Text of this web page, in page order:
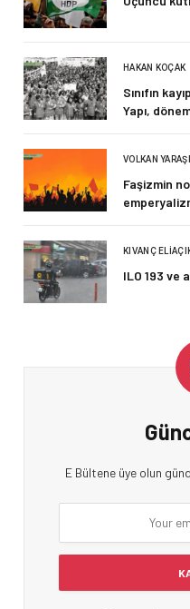
HAKAN KOÇAK
Sınıfın
Yapı,
VOLKAN
Faşizmin
KIVANÇ
ILO 193 ve
E Bültene üye olun